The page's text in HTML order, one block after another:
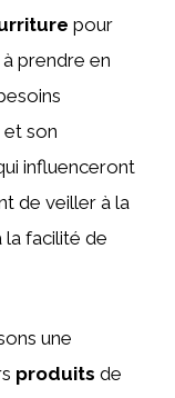
pour
prendre en
et son
influenceront
de veiller à la
la facilité de
une
produits de